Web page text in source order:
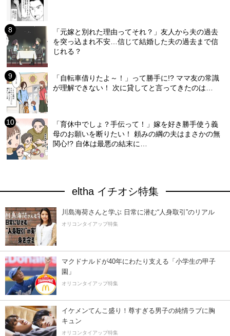
「元嫁と別れた理由ってそれ？」友人から夫の過去
を突っ込まれ不安…信じて結婚した夫の過去まで信
じれる？
「自転車借りたよ～！」って勝手に!? ママ友の常識
が理解できない！ 次に貸してと言ってきたのは…
「育休中でしょ？手伝って！」嫁を好き勝手使う義
母のお願いを断りたい！ 頼みの綱の夫はまさかの無
関心!? 自体は最悪の結末に…
eltha イチオシ特集
川島海荷さんと学ぶ 日常に潜む“人身取引”のリアル
オリコンタイアップ特集
マクドナルドが40年にわたり支える「小学生の甲子
園」
オリコンタイアップ特集
イケメンてんこ盛り！尊すぎる男子の純情ラブに胸
キュン
オリコンタイアップ特集